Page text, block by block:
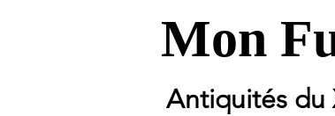
Mon
Antiquités du